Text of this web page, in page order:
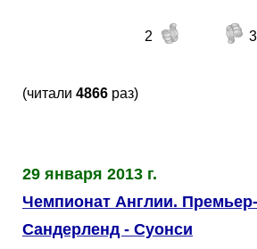
2
3
(читали 4866 раз)
29 января 2013 г.
Чемпионат Англии.
Сандерленд - Суонси